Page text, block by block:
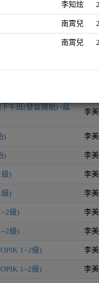
師資
午班(發音開始) -延
李
) 李
) 李
級) 李
級) 李
級) 李
級) 李
1~2級) 李
1~2級) 李
李知炫
南霄兒
南霄兒